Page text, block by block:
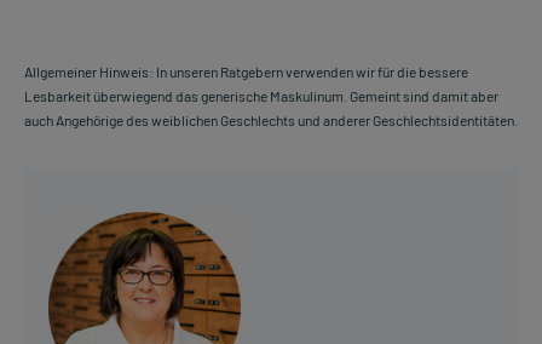
Allgemeiner Hinweis: In unseren Ratgebern verwenden wir für die bessere
Lesbarkeit überwiegend das generische Maskulinum. Gemeint sind damit aber
auch Angehörige des weiblichen Geschlechts und anderer Geschlechtsidentitäten.